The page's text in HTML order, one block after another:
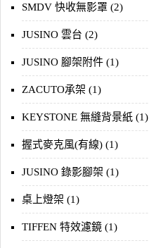
SMDV 快收無影罩 (2)
JUSINO 雲台 (2)
JUSINO 腳架附件 (1)
ZACUTO承架 (1)
KEYSTONE 無縫背景紙 (1)
握式麥克風(有線) (1)
JUSINO 錄影腳架 (1)
桌上燈架 (1)
TIFFEN 特效濾鏡 (1)